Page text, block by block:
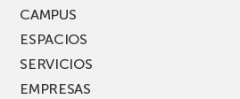
CAMPUS
ESPACIOS
SERVICIOS
EMPRESAS